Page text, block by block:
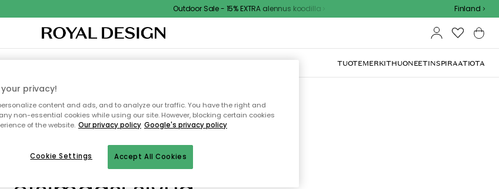
Outdoor Sale - 15% EXTRA alennus koodilla Finland
TEKSTIILIT & MATOTKEITTIÖSÄILYTYSULKOKALUSTEET TUOTEMERKITHUONEETINSPIRAATIOTA
valitettavasti löydä
privacy!
content and ads, and to analyze our traffic. You have the right and
non-essential cookies while using our site. However, blocking certain cookies
of the website. Our privacy policy Google's privacy policy
Accept All Cookies
Cookie Settings